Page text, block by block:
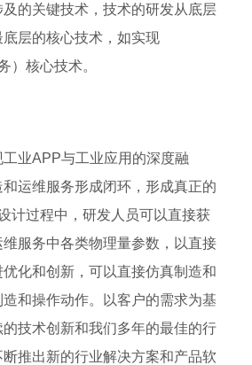
的关键技术，技术的研发从底层
层的核心技术，如实现
）核心技术。
业APP与工业应用的深度融
运维服务形成闭环，形成真正的
计过程中，研发人员可以直接获
服务中各类物理量参数，以直接
化和创新，可以直接仿真制造和
和操作动作。以客户的需求为基
技术创新和我们多年的最佳的行
推出新的行业解决方案和产品软